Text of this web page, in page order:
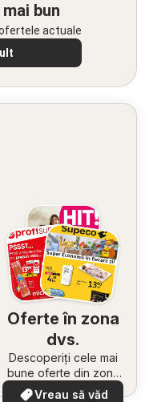
bun
actuale
Oferte în zona
dvs.
Descoperiți cele mai
bune oferte din zona
dumneavoastră
Vreau să văd